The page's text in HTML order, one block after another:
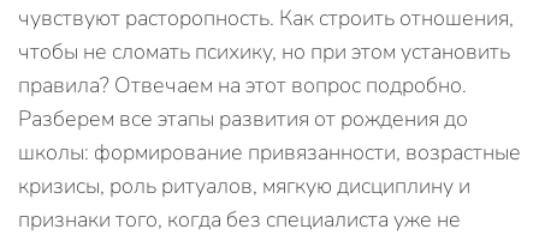
чувствуют расторопность. Как строить отношения,
чтобы не сломать психику, но при этом установить
правила? Отвечаем на этот вопрос подробно.
Разберем все этапы развития от рождения до
школы: формирование привязанности, возрастные
кризисы, роль ритуалов, мягкую дисциплину и
признаки того, когда без специалиста уже не